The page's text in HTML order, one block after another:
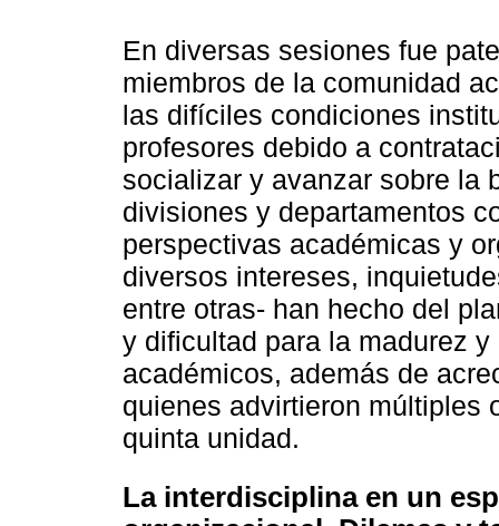
En diversas sesiones fue
miembros de la comunidad
las difíciles condiciones
profesores debido a
socializar y avanzar sobre la
divisiones y departamentos
perspectivas académicas y
diversos intereses,
entre otras- han hecho del
y dificultad para la madurez
académicos, además de
quienes advirtieron múltiples
quinta unidad.
La interdisciplina en un